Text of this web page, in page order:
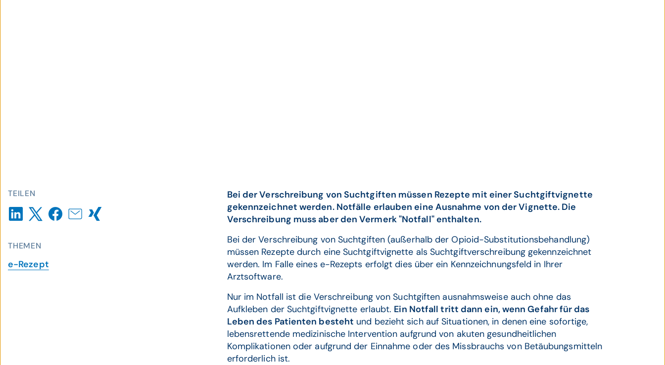
TEILEN
THEMEN
e-Rezept
Bei der Verschreibung von Suchtgiften müssen Rezepte mit einer Suchtgiftvignette
gekennzeichnet werden. Notfälle erlauben eine Ausnahme von der Vignette. Die
Verschreibung muss aber den Vermerk "Notfall" enthalten.
Bei der Verschreibung von Suchtgiften (außerhalb der Opioid-Substitutionsbehandlung)
müssen Rezepte durch eine Suchtgiftvignette als Suchtgiftverschreibung gekennzeichnet
werden. Im Falle eines e-Rezepts erfolgt dies über ein Kennzeichnungsfeld in Ihrer
Arztsoftware.
Nur im Notfall ist die Verschreibung von Suchtgiften ausnahmsweise auch ohne das
Aufkleben der Suchtgiftvignette erlaubt. Ein Notfall tritt dann ein, wenn Gefahr für das
Leben des Patienten besteht und bezieht sich auf Situationen, in denen eine sofortige,
lebensrettende medizinische Intervention aufgrund von akuten gesundheitlichen
Komplikationen oder aufgrund der Einnahme oder des Missbrauchs von Betäubungsmitteln
erforderlich ist.